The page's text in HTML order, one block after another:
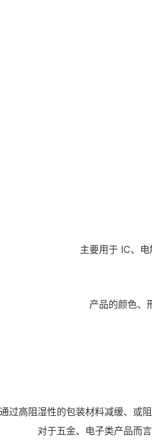
主要用于 IC、电
产品的颜色、形
过高阻湿性的包装材料减缓、或
对于五金、电子类产品而